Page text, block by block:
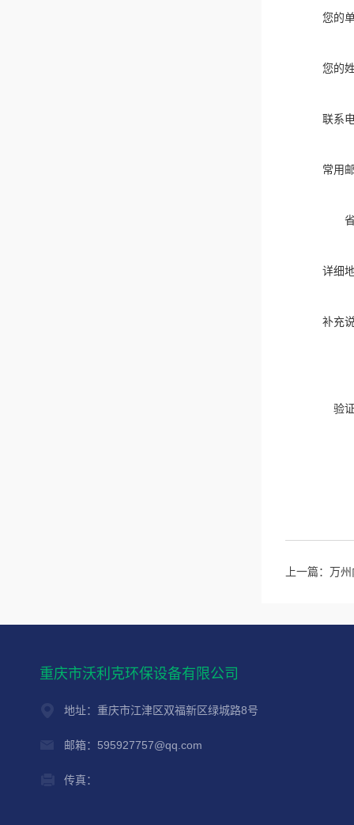
您的
您的
联系
常用
详细
补充
验
上一篇： 万州
重庆市沃利克环保设备有限公司
地址：重庆市江津区双福新区绿城路8号
邮箱：595927757@qq.com
传真：